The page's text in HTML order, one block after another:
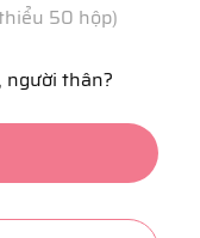
50 hộp)
người thân?